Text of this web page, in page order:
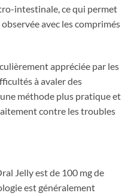
intestinale, ce qui permet
avec les comprimés
appréciée par les
à avaler des
méthode plus pratique et
contre les troubles
Jelly est de 100 mg de
est généralement